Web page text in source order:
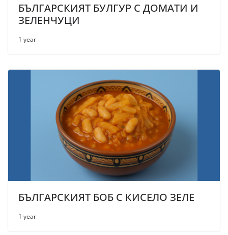
БЪЛГАРСКИЯТ БУЛГУР С ДОМАТИ И
ЗЕЛЕНЧУЦИ
1 year
БЪЛГАРСКИЯТ БОБ С КИСЕЛО ЗЕЛЕ
1 year